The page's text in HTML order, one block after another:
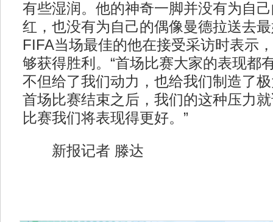
有些湿润。他的神奇一脚并没有为自
红，也没有为自己的偶像曼德拉送去
FIFA当场最佳的他在接受采访时表示
够获得胜利。“首场比赛大家的表现都
不但给了我们动力，也给我们制造了
首场比赛结束之后，我们的这种压力
比赛我们将表现得更好。”
新报记者 滕达